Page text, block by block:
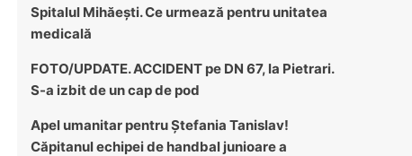
Spitalul Mihăești. Ce urmează pentru unitatea
medicală
FOTO/UPDATE. ACCIDENT pe DN 67, la Pietrari.
S-a izbit de un cap de pod
Apel umanitar pentru Ștefania Tanislav!
Căpitanul echipei de handbal junioare a